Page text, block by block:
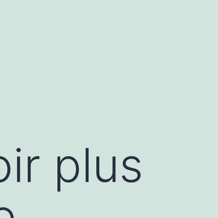
plus